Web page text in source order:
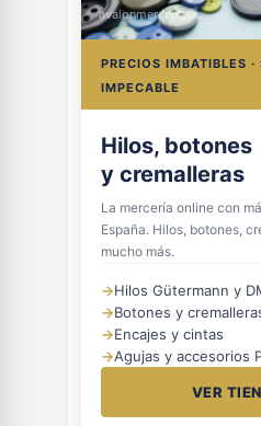
avalonmerceria.es
PRECIOS IMBATIBLES ·
IMPECABLE
Hilos, botones
y cremalleras
La mercería online con
España. Hilos, botones,
mucho más.
→Hilos Gütermann y
→Botones y
→Encajes y cintas
→Agujas y accesorios
VER